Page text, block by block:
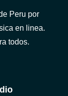
Peru por
en linea.
todos.